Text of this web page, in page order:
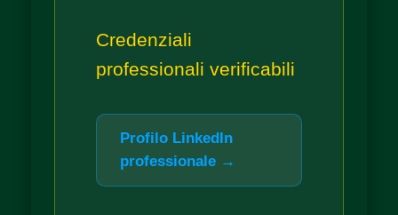
Credenziali
professionali verificabili
Profilo LinkedIn
professionale →